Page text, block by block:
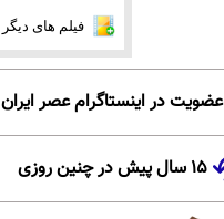
فیلم های دیگر
عضویت در اینستاگرام عصر ایران
۱۵ سال پیش در چنین روزی